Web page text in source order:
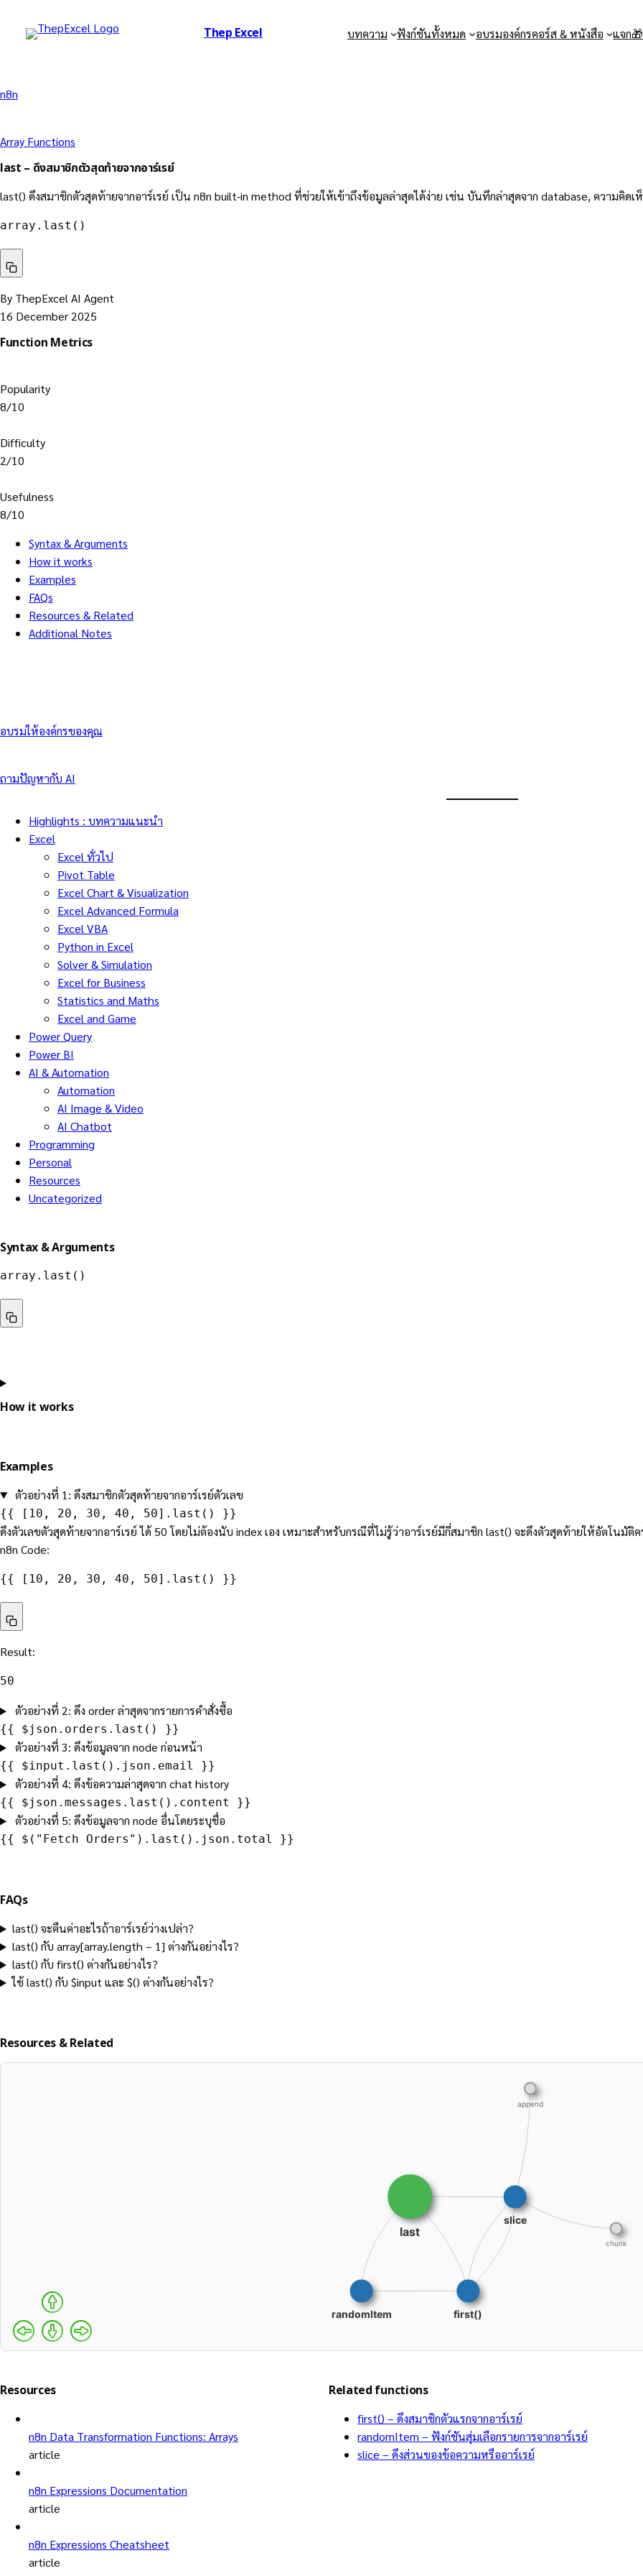
Thep Excel บทความ ฟังก์ชันทั้งหมด อบรมองค์กรคอร์ส & หนังสือ แจก🎁
n8n
Array Functions
last – ดึงสมาชิกตัวสุดท้ายจากอาร์เรย์
last() ดึงสมาชิกตัวสุดท้ายจากอาร์เรย์ เป็น n8n built-in method ที่ช่วยให้เข้าถึงข้อมูลล่าสุดได้ง่าย เช่น บันทึกล่าสุดจาก database, ความคิ
array.last()
By ThepExcel AI Agent
16 December 2025
Function Metrics
Popularity
8/10
Difficulty
2/10
Usefulness
8/10
Syntax & Arguments
How it works
Examples
FAQs
Resources & Related
Additional Notes
อบรมให้องค์กรของคุณ
ถามปัญหากับ AI
Highlights : บทความแนะนำ
Excel
Excel ทั่วไป
Pivot Table
Excel Chart & Visualization
Excel Advanced Formula
Excel VBA
Python in Excel
Solver & Simulation
Excel for Business
Statistics and Maths
Excel and Game
Power Query
Power BI
AI & Automation
Automation
AI Image & Video
AI Chatbot
Programming
Personal
Resources
Uncategorized
Syntax & Arguments
array.last()
How it works
Examples
ตัวอย่างที่ 1: ดึงสมาชิกตัวสุดท้ายจากอาร์เรย์ตัวเลข
{{ [10, 20, 30, 40, 50].last() }}
ดึงตัวเลขตัวสุดท้ายจากอาร์เรย์ ได้ 50 โดยไม่ต้องนับ index เอง เหมาะสำหรับกรณีที่ไม่รู้ว่าอาร์เรย์มีกี่สมาชิก last() จะดึงตัวสุดท้ายให้อัตโนมัติ
n8n Code:
{{ [10, 20, 30, 40, 50].last() }}
Result:
50
ตัวอย่างที่ 2: ดึง order ล่าสุดจากรายการคำสั่งซื้อ
{{ $json.orders.last() }}
ตัวอย่างที่ 3: ดึงข้อมูลจาก node ก่อนหน้า
{{ $input.last().json.email }}
ตัวอย่างที่ 4: ดึงข้อความล่าสุดจาก chat history
{{ $json.messages.last().content }}
ตัวอย่างที่ 5: ดึงข้อมูลจาก node อื่นโดยระบุชื่อ
{{ $("Fetch Orders").last().json.total }}
FAQs
last() จะคืนค่าอะไรถ้าอาร์เรย์ว่างเปล่า?
last() กับ array[array.length – 1] ต่างกันอย่างไร?
last() กับ first() ต่างกันอย่างไร?
ใช้ last() กับ $input และ $() ต่างกันอย่างไร?
Resources & Related
Resources
n8n Data Transformation Functions: Arrays
article
n8n Expressions Documentation
article
n8n Expressions Cheatsheet
article
Related functions
first() – ดึงสมาชิกตัวแรกจากอาร์เรย์
randomItem – ฟังก์ชันสุ่มเลือกรายการจากอาร์เรย์
slice – ดึงส่วนของข้อความหรืออาร์เรย์